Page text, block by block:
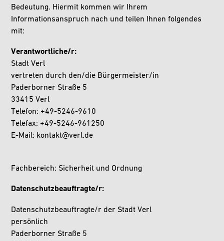
Bedeutung. Hiermit kommen wir Ihrem
Informationsanspruch nach und teilen Ihnen folgendes
mit:
Verantwortliche/r:
Stadt Verl
vertreten durch den/die Bürgermeister/in
Paderborner Straße 5
33415 Verl
Telefon: +49-5246-9610
Telefax: +49-5246-961250
E-Mail: kontakt@verl.de
Fachbereich: Sicherheit und Ordnung
Datenschutzbeauftragte/r:
Datenschutzbeauftragte/r der Stadt Verl
persönlich
Paderborner Straße 5